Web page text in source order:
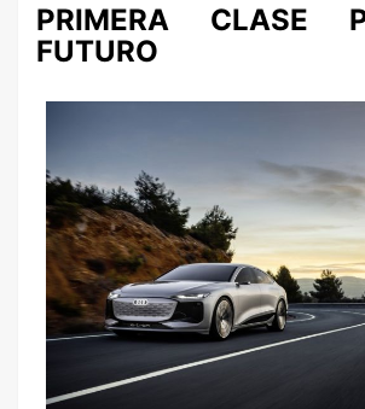
PRIMERA CLASE
FUTURO